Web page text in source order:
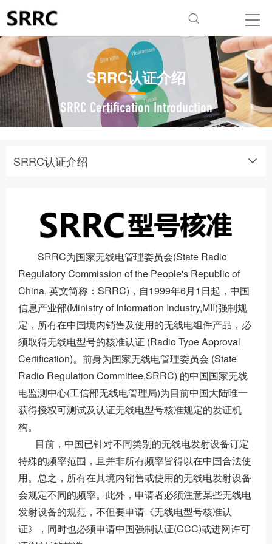
SRRC认证介绍
SRRC Certification Introduction
SRRC认证介绍
SRRC为国家无线电管理委员会(State Radio
Regulatory Commission of the People's Republic of
China, 英文简称：SRRC)，自1999年6月1日起，中国
信息产业部(Ministry of Information Industry,MII)强制规
定，所有在中国境内销售及使用的无线电组件产品，必
须取得无线电型号的核准认证 (Radio Type Approval
Certification)。前身为国家无线电管理委员会 (State
Radio Regulation Committee,SRRC) 的中国国家无线
电监测中心(工信部无线电管理局)为目前中国大陆唯一
获得授权可测试及认证无线电型号核准规定的发证机
构。
目前，中国已针对不同类别的无线电发射设备订定
特殊的频率范围，且并非所有频率皆得以在中国合法使
用。总之，所有在其境内销售或使用的无线电发射设备
会规定不同的频率。此外，申请者必须注意某些无线电
发射设备的规范，不但要申请《无线电型号核准认
证》，同时也必须申请中国强制认证(CCC)或进网许可